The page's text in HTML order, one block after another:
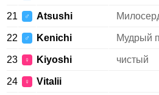
21 ♂ Atsushi
22 ♂ Kenichi Мудрый
23 ♀ Kiyoshi чистый
24 ♀ Vitalii